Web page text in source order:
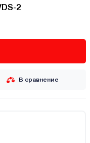
2
В сравнение